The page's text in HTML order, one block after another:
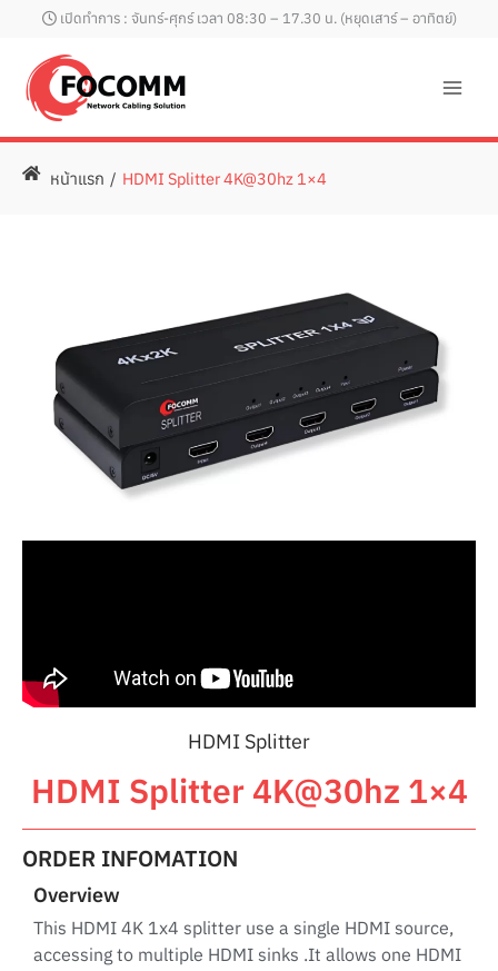
content
เปิดทำการ : จันทร์-ศุกร์ เวลา 08:30 – 17.30 น. (หยุดเสาร์ – อาทิตย์)
หน้าแรก / HDMI Splitter 4K@30hz 1×4
HDMI Splitter
HDMI Splitter 4K@30hz 1×4
ORDER INFOMATION
Overview
This HDMI 4K 1x4 splitter use a single HDMI source,
accessing to multiple HDMI sinks .It allows one HDMI